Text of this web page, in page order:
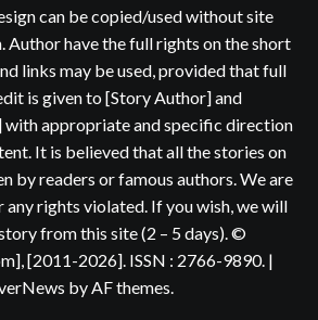
can be copied/used without site
Author have the full rights on the short
links may be used, provided that full
is given to [Story Author] and
with appropriate and specific direction
It is believed that all the stories on
by readers or famous authors. We are
rights violated. If you wish, we will
from this site (2 – 5 days). ©
[2011-2026]. ISSN : 2766-9890. |
by AF themes.